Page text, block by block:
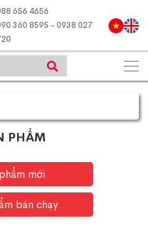
656 4656
360 8595 - 0938 027
PHẨM
mới
bán chạy